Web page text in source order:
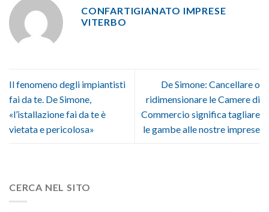
CONFARTIGIANATO IMPRESE
VITERBO
Il fenomeno degli impiantisti
fai da te. De Simone,
«l’istallazione fai da te è
vietata e pericolosa»
De Simone: Cancellare o
ridimensionare le Camere di
Commercio significa tagliare
le gambe alle nostre imprese
CERCA NEL SITO